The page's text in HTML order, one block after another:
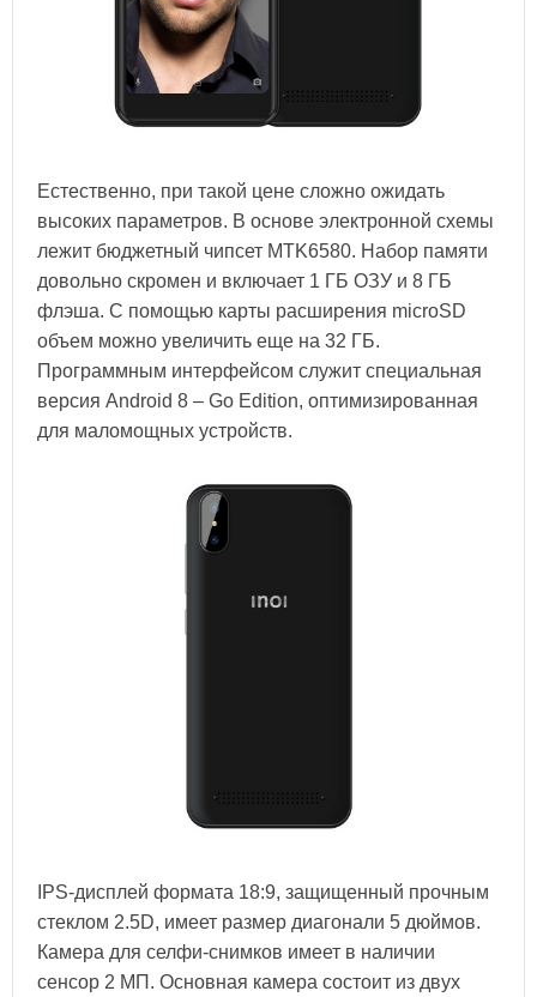
Естественно, при такой цене сложно ожидать
высоких параметров. В основе электронной схемы
лежит бюджетный чипсет MTK6580. Набор памяти
довольно скромен и включает 1 ГБ ОЗУ и 8 ГБ
флэша. С помощью карты расширения microSD
объем можно увеличить еще на 32 ГБ.
Программным интерфейсом служит специальная
версия Android 8 – Go Edition, оптимизированная
для маломощных устройств.
IPS-дисплей формата 18:9, защищенный прочным
стеклом 2.5D, имеет размер диагонали 5 дюймов.
Камера для селфи-снимков имеет в наличии
сенсор 2 МП. Основная камера состоит из двух